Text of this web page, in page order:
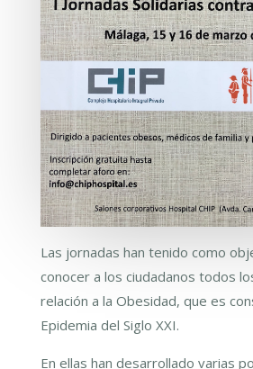
Las jornadas han tenido como
conocer a los ciudadanos todos
relación a la Obesidad, que es
Epidemia del Siglo XXI.
En ellas han desarrollado varias